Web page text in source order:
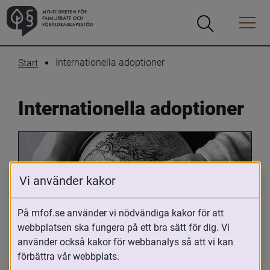
Öppna
Öppna
Menyn
Start Internationella adoptioner
Internationella adoptioner
Oavsett om du är adopterad,
adoptivförälder eller arbetar med
Vi använder kakor
På mfof.se använder vi nödvändiga kakor för att
webbplatsen ska fungera på ett bra sätt för dig. Vi
använder också kakor för webbanalys så att vi kan
förbättra vår webbplats.